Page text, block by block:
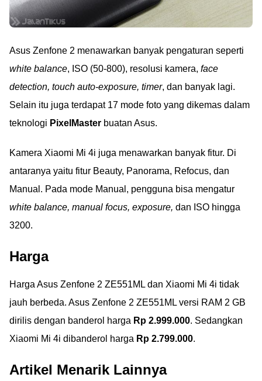
Asus Zenfone 2 menawarkan banyak pengaturan seperti
white balance, ISO (50-800), resolusi kamera, face
detection, touch auto-exposure, timer, dan banyak lagi.
Selain itu juga terdapat 17 mode foto yang dikemas dalam
teknologi PixelMaster buatan Asus.
Kamera Xiaomi Mi 4i juga menawarkan banyak fitur. Di
antaranya yaitu fitur Beauty, Panorama, Refocus, dan
Manual. Pada mode Manual, pengguna bisa mengatur
white balance, manual focus, exposure, dan ISO hingga
3200.
Harga
Harga Asus Zenfone 2 ZE551ML dan Xiaomi Mi 4i tidak
jauh berbeda. Asus Zenfone 2 ZE551ML versi RAM 2 GB
dirilis dengan banderol harga Rp 2.999.000. Sedangkan
Xiaomi Mi 4i dibanderol harga Rp 2.799.000.
Artikel Menarik Lainnya